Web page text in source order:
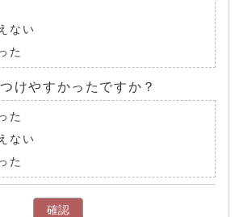
ない
た
けやすかったですか？
た
ない
た
確認